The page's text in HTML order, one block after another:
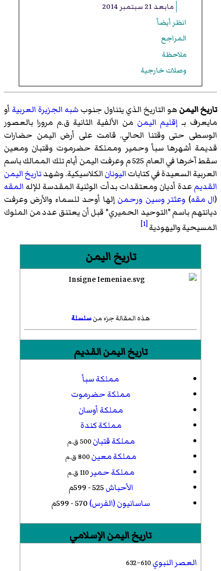
مابعد 21 سبتمبر 2014
انظر أيضاً
المراجع
ملاحظة
وصلات خارجية
تاريخ اليمنهو التاريخ الذي يتناول جنوبشبه الجزيرة العربية أو
مايعرف بـ إقليم اليمن من الألفية الثانية ق.م مرورا بالعصور
الوسطى حتى وقتنا الحالي. قامت على أرض اليمن حضارات
قديمة أشهرها سبأ وحمير ومملكة حضرموت وقتبان ومعين
سقط آخرها في العام 525 م وعرفت اليمن أيام تلك الممالك باسم
العربية السعيدة في كتاباتاليونانالكلاسيكية. وشهدتاريخ اليمن
القديمعدة أديان ومعتقدات بدأت الوثنية المقدسة للإله المقه
(ال مقه) وعثتر وسين ورحمن إلها أوحد للسماء والأرض وعرفت
ديانتهم باسم "التوحيد الحميري" قبل أن يعتنق عدد من الملوك
المسيحية واليهودية[1]
تاريخ اليمن
هذه المقالة جزء منسلسلة
تاريخ اليمن القديم
مملكة سبأ
مملكة حضرموت
مملكة أوسان
مملكة كندة
مملكة قتبان500 ق.م
مملكة معين
مملكة حمير
الأحباش
ساسانيون (الفرس)
تاريخ اليمن الإسلامي
العصر النبوي610–632